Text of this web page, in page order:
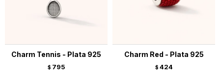
Charm Tennis - Plata 925
$ 795
Charm Red - Plata 925
$ 424